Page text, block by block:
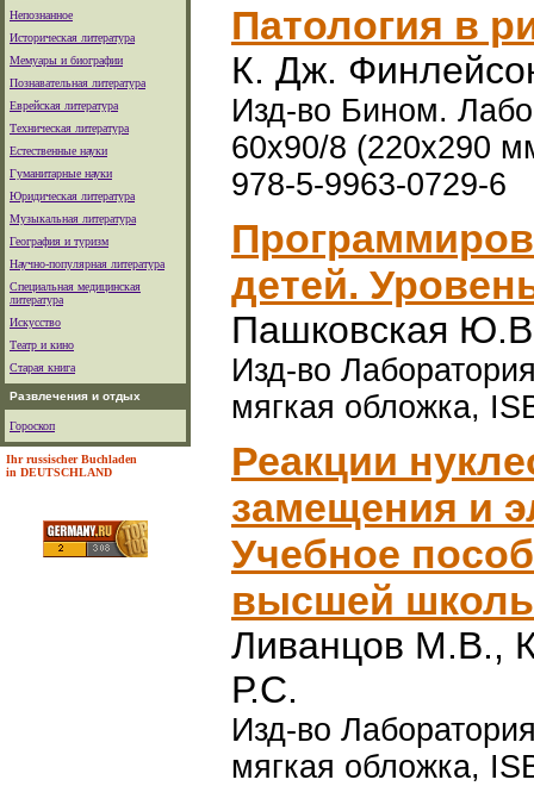
Непознанное
Историческая литература
Мемуары и биографии
Познавательная литература
Еврейская литература
Техническая литература
Естественные науки
Гуманитарные науки
Юридическая литература
Музыкальная литература
География и туризм
Научно-популярная литература
Специальная медицинская
литература
Искусство
Театр и кино
Старая книга
Развлечения и отдых
Гороскоп
Ihr russischer Buchladen
in DEUTSCHLAND
Патология в
К. Дж.
Изд-во Бином.
60x90/8 (220х290
978-5-9963-0729-6
детей.
Пашковская
Изд-во
мягкая обложка,
Реакции
замещения и
Учебное
высшей
Ливанцов М.В.,
Р.С.
Изд-во
мягкая обложка,